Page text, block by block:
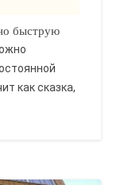
быструю
как сказка,